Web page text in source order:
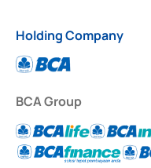
Holding Company
BCA Group